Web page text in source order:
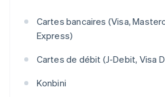
Cartes bancaires (Visa,
Express)
Cartes de débit (J-Debit, Visa
Konbini